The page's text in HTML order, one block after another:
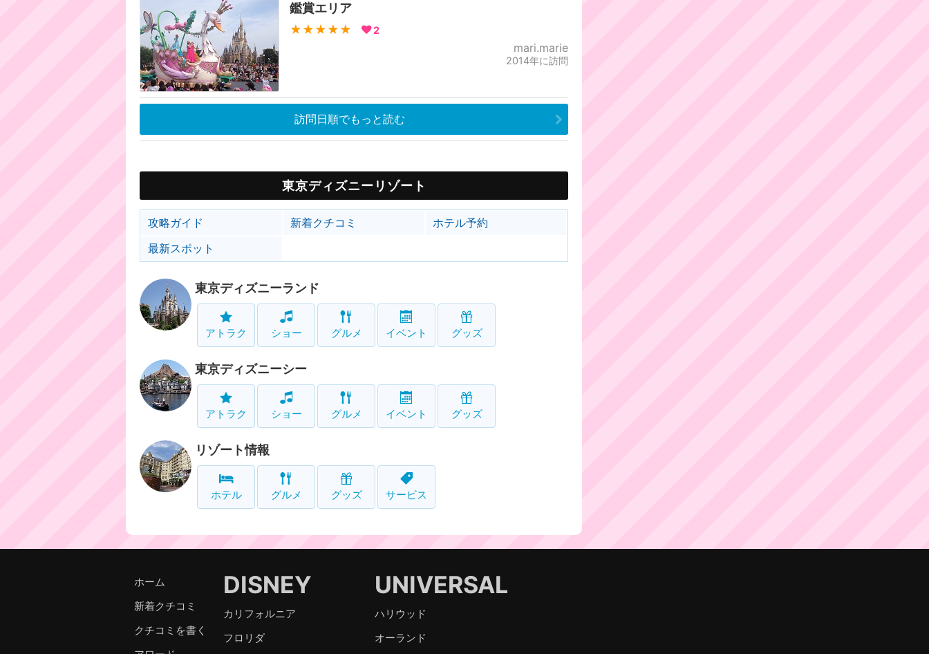
鑑賞エリア
★★★★★ 2
mari.marie
2014年に訪問
訪問日順でもっと読む
東京ディズニーリゾート
攻略ガイド 新着クチコミ
ホテル予約
最新スポット
東京ディズニーランド
アトラク ショー グルメ イベント グッズ
東京ディズニーシー
アトラク ショー グルメ イベント グッズ
リゾート情報
ホテル グルメ グッズ サービス
ホーム
新着クチコミ
クチコミを書く
DISNEY
カリフォルニア
フロリダ
UNIVERSAL
ハリウッド
オーランド